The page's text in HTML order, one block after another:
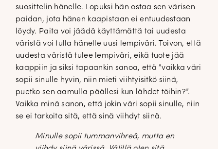
suosittelin hänelle. Lopuksi hän ostaa sen värisen
paidan, jota hänen kaapistaan ei entuudestaan
löydy. Paita voi jäädä käyttämättä tai uudesta
väristä voi tulla hänelle uusi lempiväri. Toivon, että
uudesta väristä tulee lempiväri, eikä tuote jää
kaappiin ja siksi tapaankin sanoa, että ”vaikka väri
sopii sinulle hyvin, niin mieti viihtyisitkö siinä,
puetko sen aamulla päällesi kun lähdet töihin?”.
Vaikka minä sanon, että jokin väri sopii sinulle, niin
se ei tarkoita sitä, että sinä viihdyt siinä.
Minulle sopii tummanvihreä, mutta en